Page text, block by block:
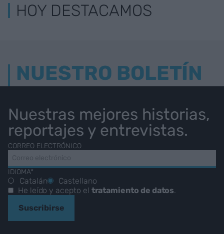
HOY DESTACAMOS
NUESTRO BOLETÍN
Nuestras mejores historias,
reportajes y entrevistas.
CORREO ELECTRÓNICO
IDIOMA*
Catalán
Castellano
He leído y acepto el tratamiento de datos
Suscribirse